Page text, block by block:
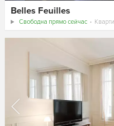
Belles Feuilles
Свободна прямо сейчас